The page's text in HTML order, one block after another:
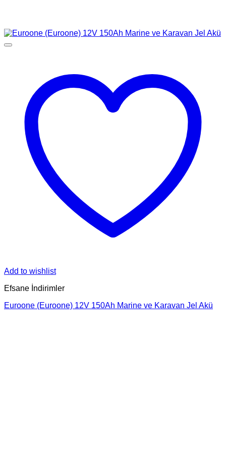
Add to wishlist
Efsane İndirimler
Euroone (Euroone) 12V 150Ah Marine ve Karavan Jel Akü